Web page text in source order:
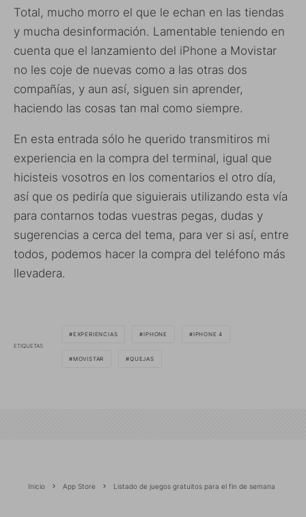
Total, mucho morro el que le echan en las tiendas
y mucha desinformación. Lamentable teniendo en
cuenta que el lanzamiento del iPhone a Movistar
no les coje de nuevas como a las otras dos
compañías, y aun así, siguen sin aprender,
haciendo las cosas tan mal como siempre.
En esta entrada sólo he querido transmitiros mi
experiencia en la compra del terminal, igual que
hicisteis vosotros en los comentarios el otro día,
así que os pediría que siguierais utilizando esta vía
para contarnos todas vuestras pegas, dudas y
sugerencias a cerca del tema, para ver si así, entre
todos, podemos hacer la compra del teléfono más
llevadera.
ETIQUETAS
EXPERIENCIAS IPHONE IPHONE 4
MOVISTAR QUEJAS
Inicio App Store Listado de juegos gratuitos para el fin de semana